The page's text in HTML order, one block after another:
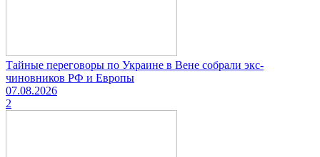
Тайные переговоры по Украине в Вене собрали экс-
чиновников РФ и Европы
07.08.2026
2